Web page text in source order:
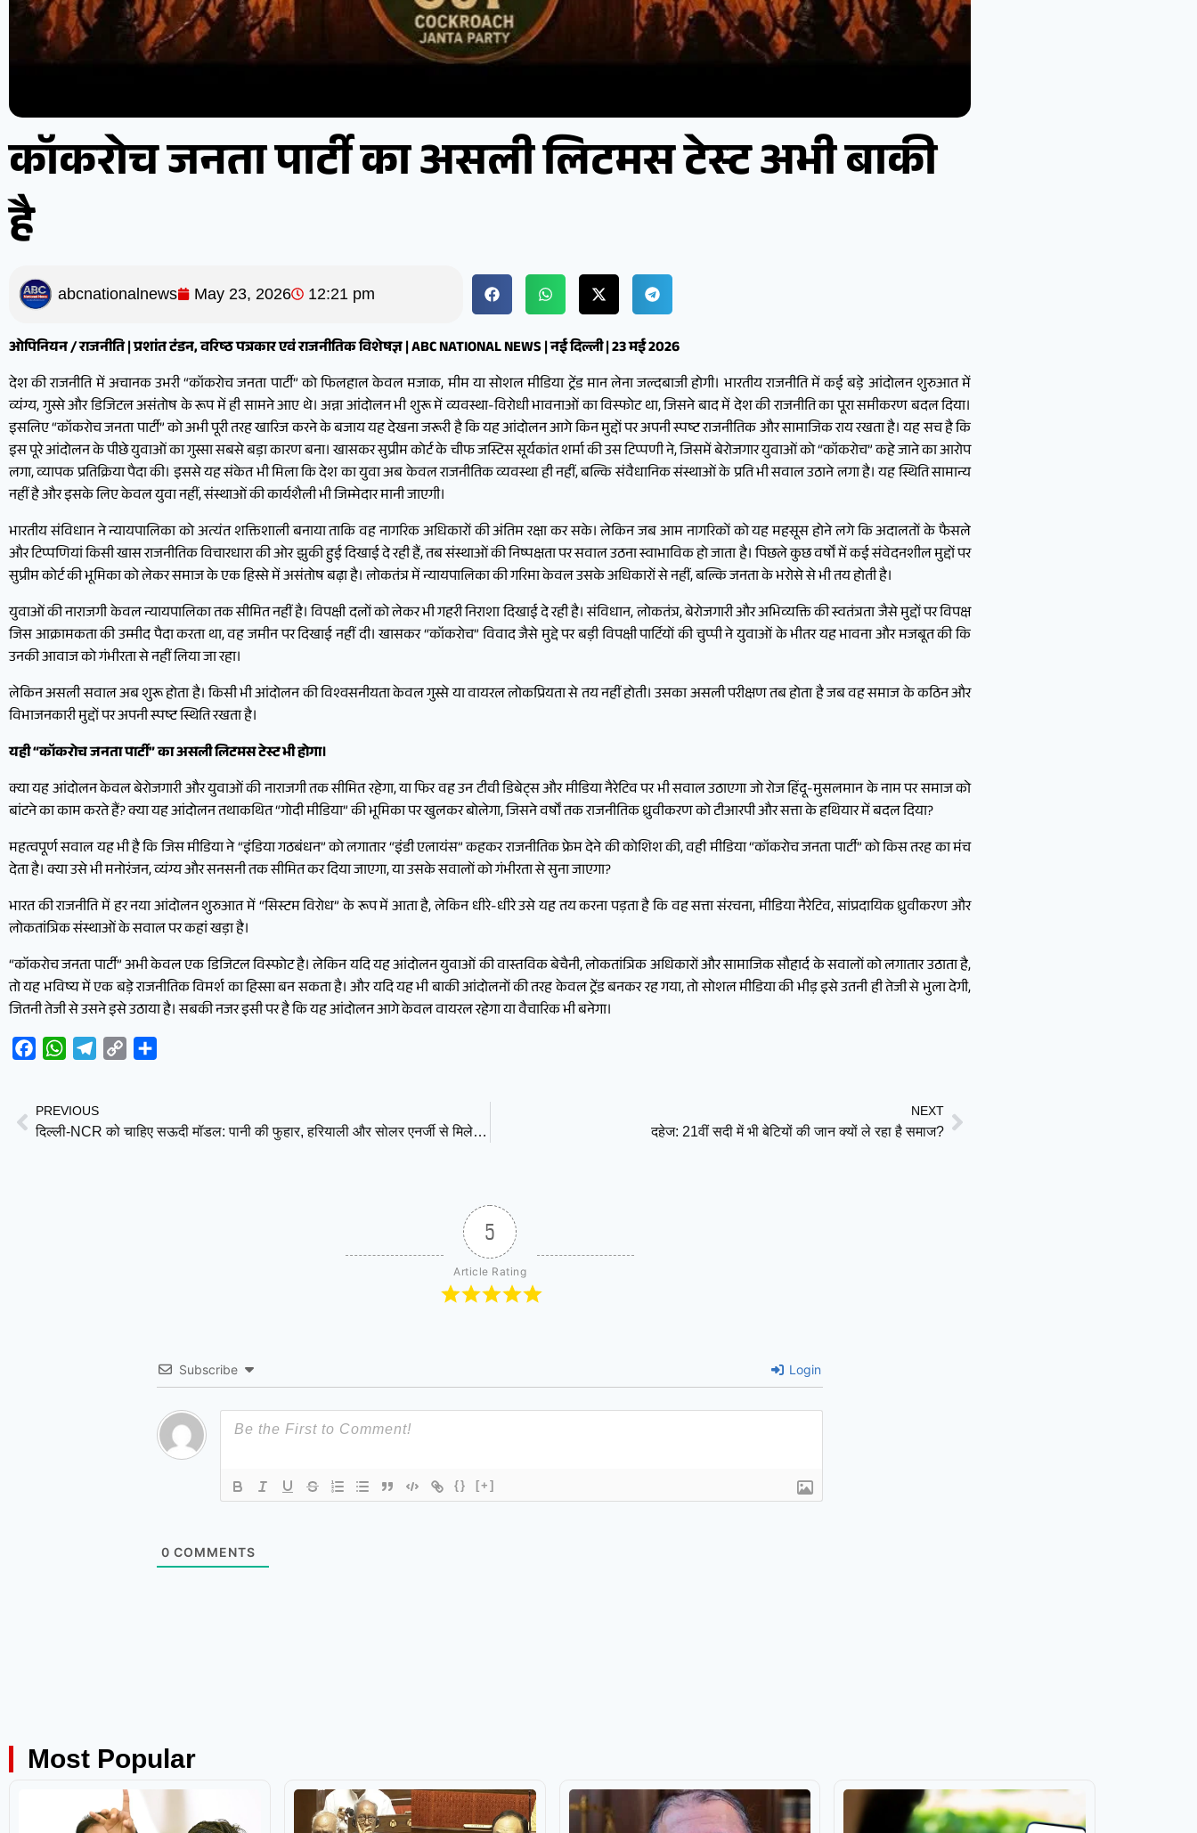
कॉकरोच जनता पार्टी का असली लिटमस टेस्ट अभी बाकी
है
abcnationalnews May 23, 2026 12:21 pm
ओपिनियन / राजनीति | प्रशांत टंडन, वरिष्ठ पत्रकार एवं राजनीतिक विशेषज्ञ | ABC NATIONAL NEWS | नई दिल्ली | 23 मई 2026
देश की राजनीति में अचानक उभरी “कॉकरोच जनता पार्टी” को फिलहाल केवल मजाक, मीम या सोशल मीडिया ट्रेंड मान लेना जल्दबाजी होगी। भारतीय राजनीति में कई बड़े आंदोलन शुरुआत में
व्यंग्य, गुस्से और डिजिटल असंतोष के रूप में ही सामने आए थे। अन्ना आंदोलन भी शुरू में व्यवस्था-विरोधी भावनाओं का विस्फोट था, जिसने बाद में देश की राजनीति का पूरा समीकरण बदल दिया।
इसलिए “कॉकरोच जनता पार्टी” को अभी पूरी तरह खारिज करने के बजाय यह देखना जरूरी है कि यह आंदोलन आगे किन मुद्दों पर अपनी स्पष्ट राजनीतिक और सामाजिक राय रखता है। यह सच है कि
इस पूरे आंदोलन के पीछे युवाओं का गुस्सा सबसे बड़ा कारण बना। खासकर सुप्रीम कोर्ट के चीफ जस्टिस सूर्यकांत शर्मा की उस टिप्पणी ने, जिसमें बेरोजगार युवाओं को “कॉकरोच” कहे जाने का आरोप
लगा, व्यापक प्रतिक्रिया पैदा की। इससे यह संकेत भी मिला कि देश का युवा अब केवल राजनीतिक व्यवस्था ही नहीं, बल्कि संवैधानिक संस्थाओं के प्रति भी सवाल उठाने लगा है। यह स्थिति सामान्य
नहीं है और इसके लिए केवल युवा नहीं, संस्थाओं की कार्यशैली भी जिम्मेदार मानी जाएगी।
भारतीय संविधान ने न्यायपालिका को अत्यंत शक्तिशाली बनाया ताकि वह नागरिक अधिकारों की अंतिम रक्षा कर सके। लेकिन जब आम नागरिकों को यह महसूस होने लगे कि अदालतों के फैसले
और टिप्पणियां किसी खास राजनीतिक विचारधारा की ओर झुकी हुई दिखाई दे रही हैं, तब संस्थाओं की निष्पक्षता पर सवाल उठना स्वाभाविक हो जाता है। पिछले कुछ वर्षों में कई संवेदनशील मुद्दों पर
सुप्रीम कोर्ट की भूमिका को लेकर समाज के एक हिस्से में असंतोष बढ़ा है। लोकतंत्र में न्यायपालिका की गरिमा केवल उसके अधिकारों से नहीं, बल्कि जनता के भरोसे से भी तय होती है।
युवाओं की नाराजगी केवल न्यायपालिका तक सीमित नहीं है। विपक्षी दलों को लेकर भी गहरी निराशा दिखाई दे रही है। संविधान, लोकतंत्र, बेरोजगारी और अभिव्यक्ति की स्वतंत्रता जैसे मुद्दों पर विपक्ष
जिस आक्रामकता की उम्मीद पैदा करता था, वह जमीन पर दिखाई नहीं दी। खासकर “कॉकरोच” विवाद जैसे मुद्दे पर बड़ी विपक्षी पार्टियों की चुप्पी ने युवाओं के भीतर यह भावना और मजबूत की कि
उनकी आवाज को गंभीरता से नहीं लिया जा रहा।
लेकिन असली सवाल अब शुरू होता है। किसी भी आंदोलन की विश्वसनीयता केवल गुस्से या वायरल लोकप्रियता से तय नहीं होती। उसका असली परीक्षण तब होता है जब वह समाज के कठिन और
विभाजनकारी मुद्दों पर अपनी स्पष्ट स्थिति रखता है।
यही “कॉकरोच जनता पार्टी” का असली लिटमस टेस्ट भी होगा।
क्या यह आंदोलन केवल बेरोजगारी और युवाओं की नाराजगी तक सीमित रहेगा, या फिर वह उन टीवी डिबेट्स और मीडिया नैरेटिव पर भी सवाल उठाएगा जो रोज हिंदू-मुसलमान के नाम पर समाज को
बांटने का काम करते हैं? क्या यह आंदोलन तथाकथित “गोदी मीडिया” की भूमिका पर खुलकर बोलेगा, जिसने वर्षों तक राजनीतिक ध्रुवीकरण को टीआरपी और सत्ता के हथियार में बदल दिया?
महत्वपूर्ण सवाल यह भी है कि जिस मीडिया ने “इंडिया गठबंधन” को लगातार “इंडी एलायंस” कहकर राजनीतिक फ्रेम देने की कोशिश की, वही मीडिया “कॉकरोच जनता पार्टी” को किस तरह का मंच
देता है। क्या उसे भी मनोरंजन, व्यंग्य और सनसनी तक सीमित कर दिया जाएगा, या उसके सवालों को गंभीरता से सुना जाएगा?
भारत की राजनीति में हर नया आंदोलन शुरुआत में “सिस्टम विरोध” के रूप में आता है, लेकिन धीरे-धीरे उसे यह तय करना पड़ता है कि वह सत्ता संरचना, मीडिया नैरेटिव, सांप्रदायिक ध्रुवीकरण और
लोकतांत्रिक संस्थाओं के सवाल पर कहां खड़ा है।
“कॉकरोच जनता पार्टी” अभी केवल एक डिजिटल विस्फोट है। लेकिन यदि यह आंदोलन युवाओं की वास्तविक बेचैनी, लोकतांत्रिक अधिकारों और सामाजिक सौहार्द के सवालों को लगातार उठाता है,
तो यह भविष्य में एक बड़े राजनीतिक विमर्श का हिस्सा बन सकता है। और यदि यह भी बाकी आंदोलनों की तरह केवल ट्रेंड बनकर रह गया, तो सोशल मीडिया की भीड़ इसे उतनी ही तेजी से भुला देगी,
जितनी तेजी से उसने इसे उठाया है। सबकी नजर इसी पर है कि यह आंदोलन आगे केवल वायरल रहेगा या वैचारिक भी बनेगा।
FacebookWhatsAppTelegram
Copy
PREVIOUS
दिल्ली-NCR को चाहिए सऊदी मॉडल: पानी की फुहार, हरियाली और सोलर एनर्जी से मिलेगी गर्मी-पॉल्यूशन से राहत, अस्पतालों में मरीज होंगे कम
NEXT
दहेज: 21वीं सदी में भी बेटियों की जान क्यों ले रहा है समाज?
5
Article Rating
Subscribe Login
{} [+]
0 COMMENTS
Most Popular